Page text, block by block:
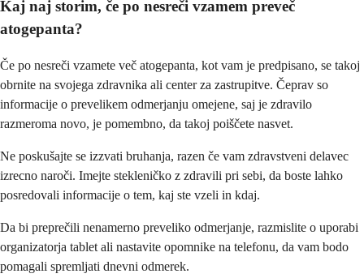
Kaj naj storim, če po nesreči vzamem preveč
atogepanta?
Če po nesreči vzamete več atogepanta, kot vam je predpisano, se takoj
obrnite na svojega zdravnika ali center za zastrupitve. Čeprav so
informacije o prevelikem odmerjanju omejene, saj je zdravilo
razmeroma novo, je pomembno, da takoj poiščete nasvet.
Ne poskušajte se izzvati bruhanja, razen če vam zdravstveni delavec
izrecno naroči. Imejte stekleničko z zdravili pri sebi, da boste lahko
posredovali informacije o tem, kaj ste vzeli in kdaj.
Da bi preprečili nenamerno preveliko odmerjanje, razmislite o uporabi
organizatorja tablet ali nastavite opomnike na telefonu, da vam bodo
pomagali spremljati dnevni odmerek.